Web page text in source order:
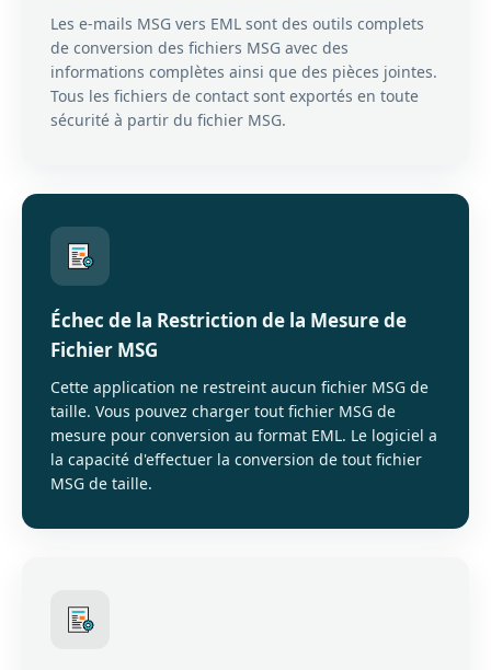
Les e-mails MSG vers EML sont des outils complets
de conversion des fichiers MSG avec des
informations complètes ainsi que des pièces jointes.
Tous les fichiers de contact sont exportés en toute
sécurité à partir du fichier MSG.
Échec de la Restriction de la Mesure de
Fichier MSG
Cette application ne restreint aucun fichier MSG de
taille. Vous pouvez charger tout fichier MSG de
mesure pour conversion au format EML. Le logiciel a
la capacité d'effectuer la conversion de tout fichier
MSG de taille.